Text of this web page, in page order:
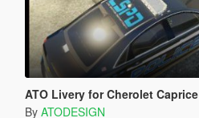
ATO Livery for Cherolet Caprice
By ATODESIGN